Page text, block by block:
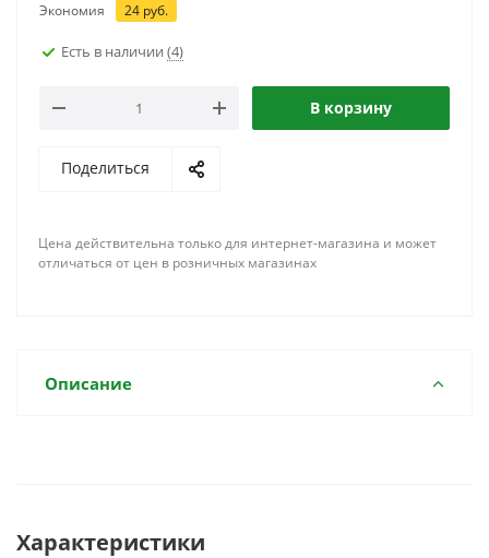
Экономия 24 руб.
Есть в наличии (4)
В корзину
Поделиться
Цена действительна только для интернет-магазина и может
отличаться от цен в розничных магазинах
Описание
Характеристики